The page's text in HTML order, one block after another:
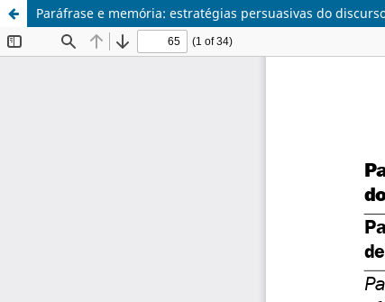
Paráfrase e memória: estratégias persuasivas do